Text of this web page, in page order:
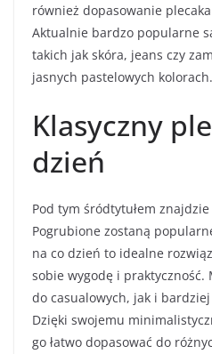
również dopasowanie
Aktualnie bardzo popularne
takich jak skóra, jeans czy
jasnych pastelowych kolorach.
Klasyczny
dzień
Pod tym śródtytułem
Pogrubione zostaną
na co dzień to idealne
sobie wygodę i praktyczność.
do casualowych, jak i
Dzięki swojemu
go łatwo dopasować do